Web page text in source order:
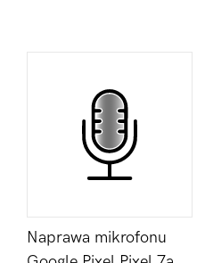
Naprawa mikrofonu